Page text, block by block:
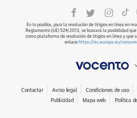
En lo posible, para la resolución de litigios en línea en
Reglamento (UE) 524/2013, se buscará la posibilidad
como plataforma de resolución de litigios en línea y que
enlace https://ec.europa.eu/
Contactar Aviso legal Condiciones de uso
Publicidad
Mapa web Política